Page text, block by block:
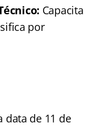
Capacita
por
data de 11 de